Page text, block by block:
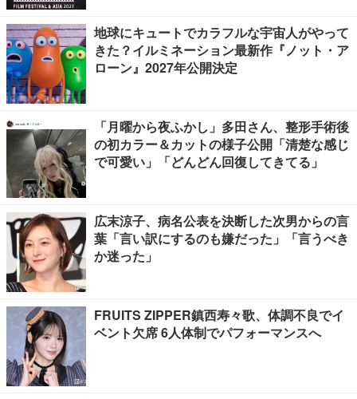
地球にキュートでカラフルな宇宙人がやって
きた？イルミネーション最新作『ノット・ア
ローン』2027年公開決定
「月曜から夜ふかし」多田さん、整形手術後
の初カラー＆カットの様子公開「清楚な感じ
で可愛い」「どんどん回復してきてる」
広末涼子、病名公表を決断した次男からの言
葉「言い訳にするのも嫌だった」「言うべき
か迷った」
FRUITS ZIPPER鎮西寿々歌、体調不良でイ
ベント欠席 6人体制でパフォーマンスへ